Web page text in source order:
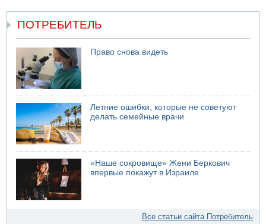
ПОТРЕБИТЕЛЬ
Право снова видеть
Летние ошибки, которые не советуют
делать семейные врачи
«Наше сокровище» Жени Беркович
впервые покажут в Израиле
Все статьи сайта Потребитель